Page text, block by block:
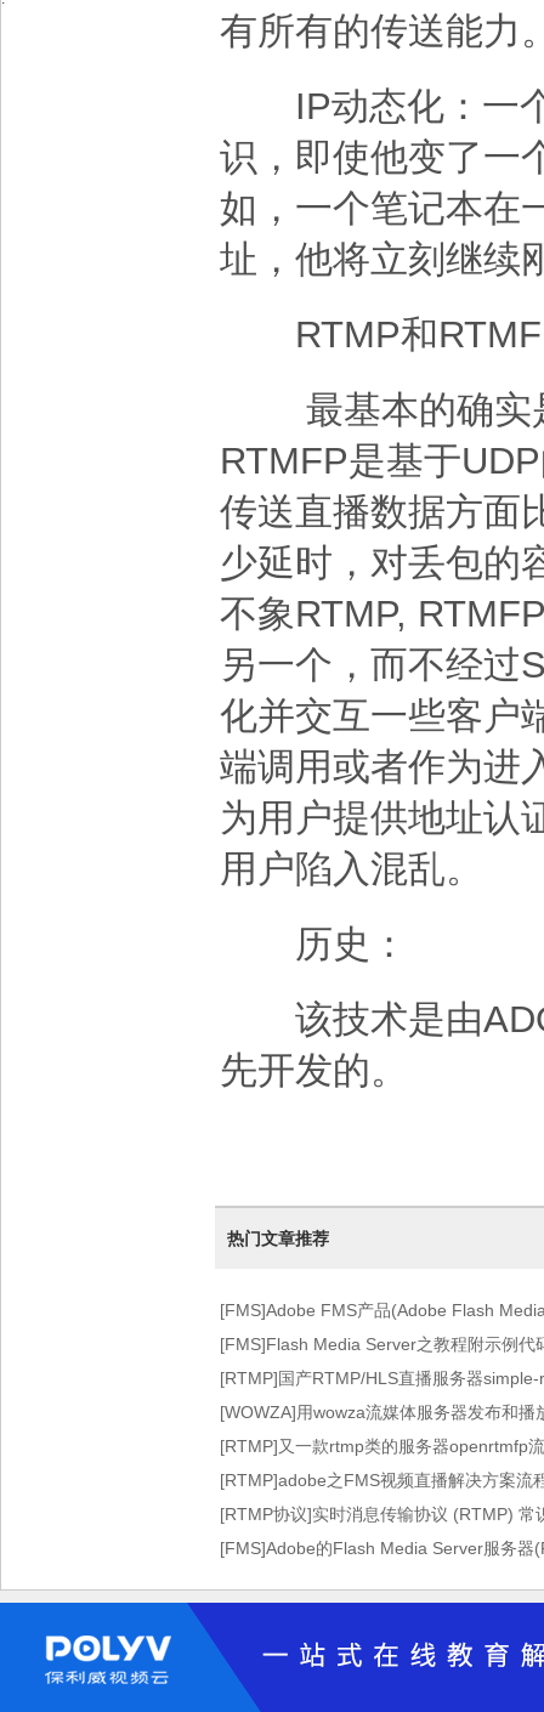
有所有的传送能力
IP动态化：一个
识，即使他变了一
如，一个笔记本在
址，他将立刻继续
RTMP和
最基本的确实是
RTMFP是基于
传送直播数据方面
少延时，对丢包的
不象RTMP,
另一个，而不经过
化并交互一些客户
端调用或者作为进
为用户提供地址认
用户陷入混乱。
历史：
该技术是由
先开发的。
热门文章推荐
[FMS]Adobe FMS产品(Adobe Flash
图)
[FMS]Flash Media Server之教程附示例代
[RTMP]国产RTMP/HLS直播服务器
[WOWZA]用wowza流媒体服务器发布和播
[RTMP]又一款rtmp类的服务器openrtmfp
[RTMP]adobe之FMS视频直播解决方案流
[RTMP协议]实时消息传输协议 (RTMP) 常
[FMS]Adobe的Flash Media Server服务器